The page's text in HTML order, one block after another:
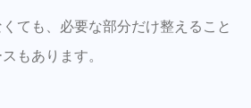
ても、必要な部分だけ整えること
もあります。